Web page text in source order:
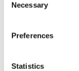
Selection
Necessary
Preferences
Statistics